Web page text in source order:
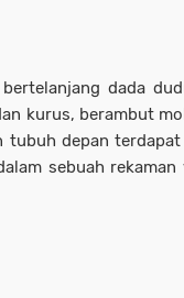
dada
kurus, berambut
tubuh depan
sebuah